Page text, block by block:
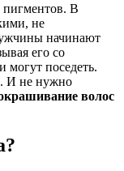
пигментов. В
не
начинают
его со
могут поседеть.
И не нужно
волос